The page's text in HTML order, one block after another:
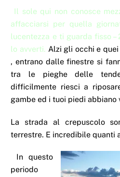
Il sole qui non conosce
affacciarsi per quella
lucentezza e ti guarda fisso –
lo avverti. Alzi gli occhi e
, entrano dalle finestre si
tra le pieghe delle
difficilmente riesci a
gambe ed i tuoi piedi abbiano
La strada al crepuscolo
terrestre. E incredibile quanti
In questo
periodo